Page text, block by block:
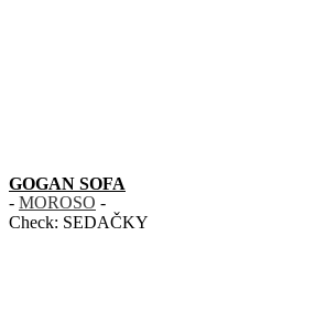
GOGAN SOFA
- MOROSO -
Check: SEDAČKY